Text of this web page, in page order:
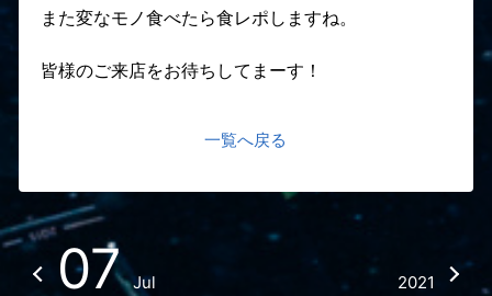
また変なモノ食べたら食レポしますね。
皆様のご来店をお待ちしてまーす！
一覧へ戻る
07 Jul 2021